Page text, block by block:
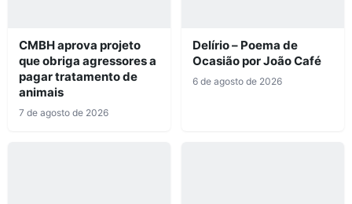
CMBH aprova projeto
que obriga agressores a
pagar tratamento de
animais
7 de agosto de 2026
Delírio – Poema de
Ocasião por João Café
6 de agosto de 2026